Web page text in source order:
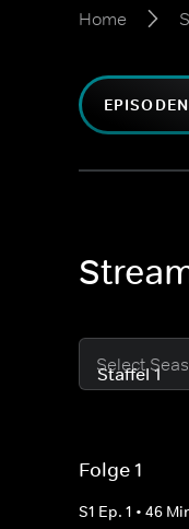
Home
Select
Folge 1
S1 Ep. 1 • 46